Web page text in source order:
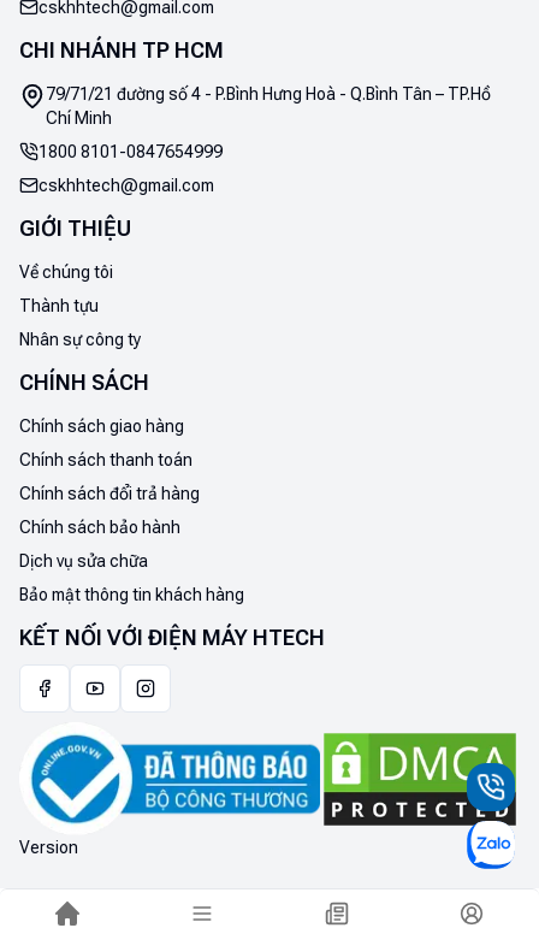
cskhhtech@gmail.com
CHI NHÁNH TP HCM
79/71/21 đường số 4 - P.Bình Hưng Hoà - Q.Bình Tân – TP.Hồ
Chí Minh
1800 8101 -0847654999
cskhhtech@gmail.com
GIỚI THIỆU
Về chúng tôi
Thành tựu
Nhân sự công ty
CHÍNH SÁCH
Chính sách giao hàng
Chính sách thanh toán
Chính sách đổi trả hàng
Chính sách bảo hành
Dịch vụ sửa chữa
Bảo mật thông tin khách hàng
KẾT NỐI VỚI ĐIỆN MÁY HTECH
Version